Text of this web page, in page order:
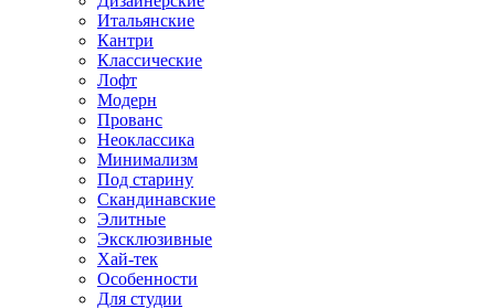
Итальянские
Кантри
Классические
Лофт
Модерн
Прованс
Неоклассика
Минимализм
Под старину
Скандинавские
Элитные
Эксклюзивные
Хай-тек
Особенности
Для студии